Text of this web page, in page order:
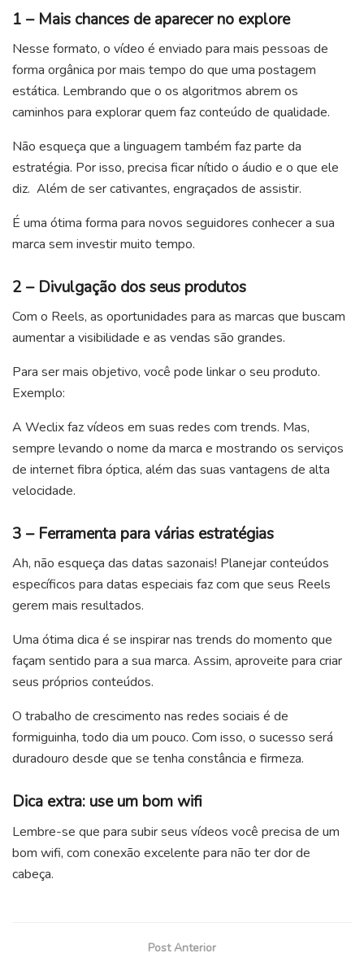
1 – Mais chances de aparecer no explore
Nesse formato, o vídeo é enviado para mais pessoas de
forma orgânica por mais tempo do que uma postagem
estática. Lembrando que o os algoritmos abrem os
caminhos para explorar quem faz conteúdo de qualidade.
Não esqueça que a linguagem também faz parte da
estratégia. Por isso, precisa ficar nítido o áudio e o que ele
diz. Além de ser cativantes, engraçados de assistir.
É uma ótima forma para novos seguidores conhecer a sua
marca sem investir muito tempo.
2 – Divulgação dos seus produtos
Com o Reels, as oportunidades para as marcas que buscam
aumentar a visibilidade e as vendas são grandes.
Para ser mais objetivo, você pode linkar o seu produto.
Exemplo:
A Weclix faz vídeos em suas redes com trends. Mas,
sempre levando o nome da marca e mostrando os serviços
de internet fibra óptica, além das suas vantagens de alta
velocidade.
3 – Ferramenta para várias estratégias
Ah, não esqueça das datas sazonais! Planejar conteúdos
específicos para datas especiais faz com que seus Reels
gerem mais resultados.
Uma ótima dica é se inspirar nas trends do momento que
façam sentido para a sua marca. Assim, aproveite para criar
seus próprios conteúdos.
O trabalho de crescimento nas redes sociais é de
formiguinha, todo dia um pouco. Com isso, o sucesso será
duradouro desde que se tenha constância e firmeza.
Dica extra: use um bom wifi
Lembre-se que para subir seus vídeos você precisa de um
bom wifi, com conexão excelente para não ter dor de
cabeça.
Post Anterior